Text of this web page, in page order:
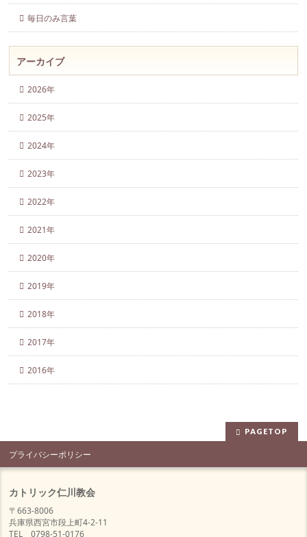
毎日のみ言葉
アーカイブ
2026年
2025年
2024年
2023年
2022年
2021年
2020年
2019年
2018年
2017年
2016年
PAGETOP
プライバシーポリシー
カトリック仁川教会
〒663-8006
兵庫県西宮市段上町4-2-11
TEL 0798-51-0176